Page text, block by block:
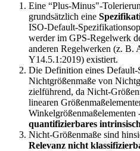
Eine “Plus-Mi­nus"-
grundsätzlich eine
ISO-Default-
werder im GPS-Regelwerk
anderen Regelwerken (z.
Y14.5.1:2019) existiert.
Die Definition eines Default-
Nichtgrößenmaße von
zielführend, da Nicht-
linearen
Winkelgrößenmaßelementen
quantifizierbares
Nicht-Größenmaße sind
Relevanz nicht